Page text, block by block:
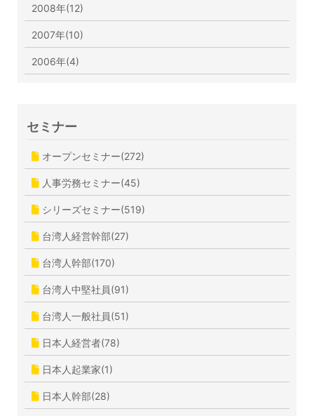
2008年(12)
2007年(10)
2006年(4)
セミナー
オープンセミナー(272)
人事労務セミナー(45)
シリーズセミナー(519)
台湾人経営幹部(27)
台湾人幹部(170)
台湾人中堅社員(91)
台湾人一般社員(51)
日本人経営者(78)
日本人起業家(1)
日本人幹部(28)